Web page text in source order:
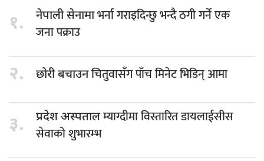
१. नेपाली सेनामाभर्ना गराइदिन्छु भन्दै ठगी गर्ने एक
जना पक्राउ
२. छोरी बचाउनचितुवासँग पाँच मिनेट भिडिन् आमा
३. प्रदेश अस्पतालम्याग्दीमा विस्तारित डायलाईसीस
सेवाको शुभारम्भ